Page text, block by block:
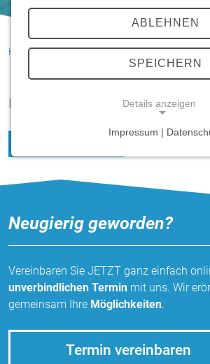
HANSA Klimasysteme im Saterland 404
Diese Seite existiert nicht.
Neugierig geworden?
Vereinbaren Sie JETZT ganz einfach
unverbindlichen Termin mit uns. Wir
gemeinsam Ihre Möglichkeiten.
Termin vereinbaren
ABLEHNEN
SPEICHERN
Details anzeigen
Funktionen und sind für die
Einverständnis-Cookie
cookie_consent
Zweck:
Einverständnis-Optionen des
Cookie Laufzeit:
Impressum |